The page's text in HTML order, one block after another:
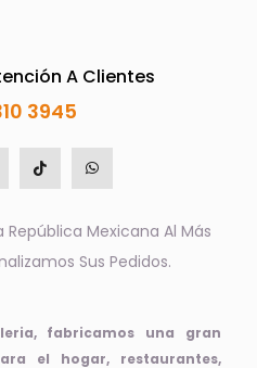
A Clientes
3945
República Mexicana Al Más
Sus Pedidos.
fabricamos una gran
el hogar, restaurantes,